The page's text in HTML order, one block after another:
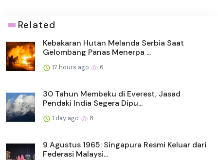
Related
Kebakaran Hutan Melanda Serbia Saat
Gelombang Panas Menerpa ...
17 hours ago 6
30 Tahun Membeku di Everest, Jasad
Pendaki India Segera Dipu...
1 day ago 8
9 Agustus 1965: Singapura Resmi Keluar dari
Federasi Malaysi...